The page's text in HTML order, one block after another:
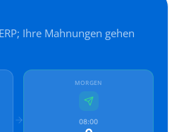
Cleavr für Finanzen
Cleavr fürIndustrie
Ihre Mahnungen gehen
MORGEN
08:00